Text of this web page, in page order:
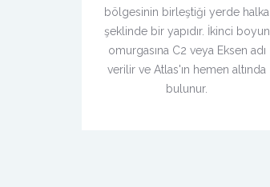
bölgesinin birleştiği yerde halka
şeklinde bir yapıdır. İkinci boyun
omurgasına C2 veya Eksen adı
verilir ve Atlas'ın hemen altında
bulunur.